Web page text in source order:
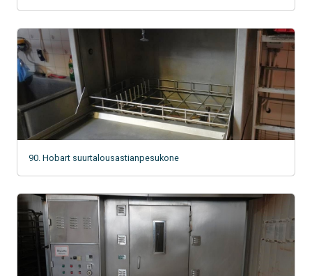
90. Hobart suurtalousastianpesukone